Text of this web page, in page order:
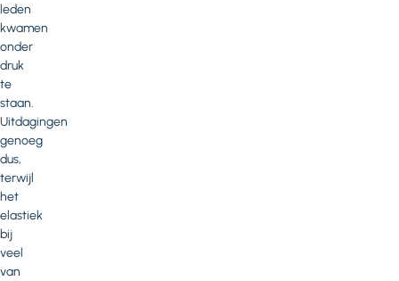
leden
kwamen
onder
druk
te
staan.
Uitdagingen
genoeg
dus,
terwijl
het
elastiek
bij
veel
van